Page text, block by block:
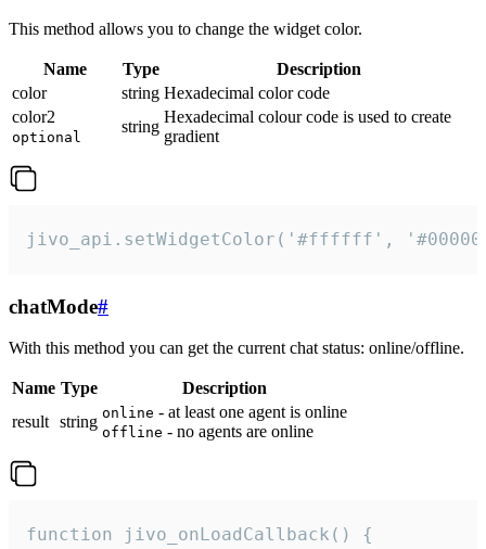
This method allows you to change the widget color.
Name Type
Description
color
string Hexadecimal color code
color2
optional
string
Hexadecimal colour code is used to create
gradient
jivo_api.setWidgetColor('#ffffff',
chatMode#
With this method you can get the current chat status: online/offline.
Name Type
Description
result string online - at least one agent is online
offline - no agents are online
function jivo_onLoadCallback() {